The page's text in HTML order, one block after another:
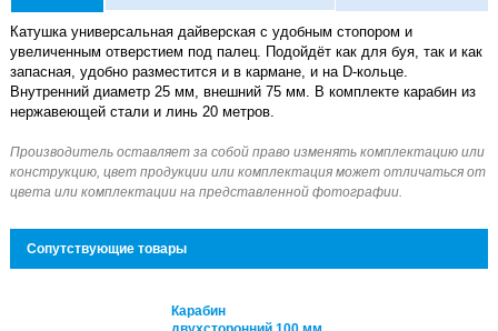
Катушка универсальная дайверская с удобным стопором и
увеличенным отверстием под палец. Подойдёт как для буя, так и как
запасная, удобно разместится и в кармане, и на D-кольце.
Внутренний диаметр 25 мм, внешний 75 мм. В комплекте карабин из
нержавеющей стали и линь 20 метров.
Сопутствующие товары
Карабин